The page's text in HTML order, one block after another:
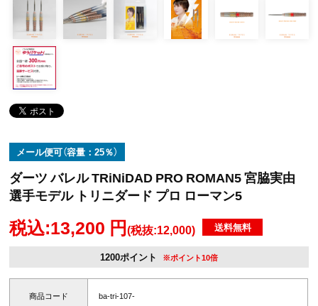
メール便可（容量：25％）
ダーツ バレル TRiNiDAD PRO ROMAN5 宮脇実由
選手モデル トリニダード プロ ローマン5
税込:13,200 円(税抜:12,000) 送料無料
1200ポイント ※ポイント10倍
商品コード ba-tri-107-